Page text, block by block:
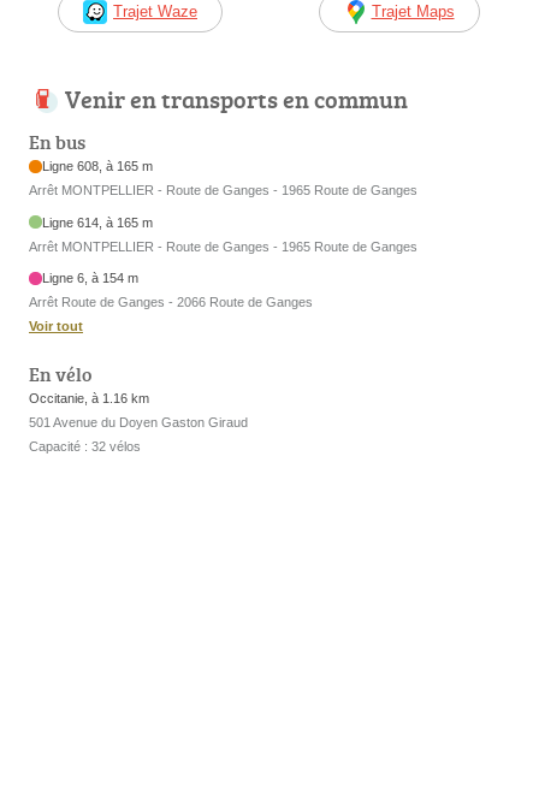
Trajet Waze Trajet Maps
Venir en transports en commun
En bus
Ligne 608, à 165 m
Arrêt MONTPELLIER - Route de Ganges - 1965 Route de Ganges
Ligne 614, à 165 m
Arrêt MONTPELLIER - Route de Ganges - 1965 Route de Ganges
Ligne 6, à 154 m
Arrêt Route de Ganges - 2066 Route de Ganges
Voir tout
En vélo
Occitanie, à 1.16 km
501 Avenue du Doyen Gaston Giraud
Capacité : 32 vélos